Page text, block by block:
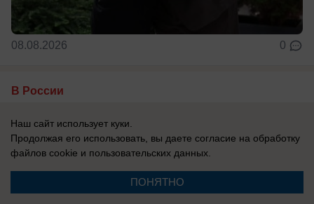
08.08.2026 0
В России
9 августа события заставят чаще
прислушиваться не только к логике, но и к
собственным ощущениям. Убывающая Луна
располагает к ...
Наш сайт использует куки.
Продолжая его использовать, вы даете согласие на обработку
файлов cookie и пользовательских данных.
ПОНЯТНО